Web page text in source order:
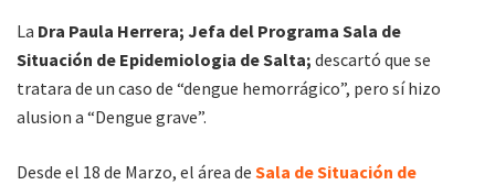
La Dra Paula Herrera; Jefa del Programa Sala de
Situación de Epidemiologia de Salta; descartó que se
tratara de un caso de “dengue hemorrágico”, pero sí hizo
alusion a “Dengue grave”.
Desde el 18 de Marzo, el área de Sala de Situación de